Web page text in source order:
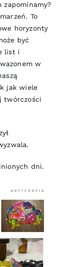
To
horyzonty
być
list i
w
jak wiele
twórczości
dni.